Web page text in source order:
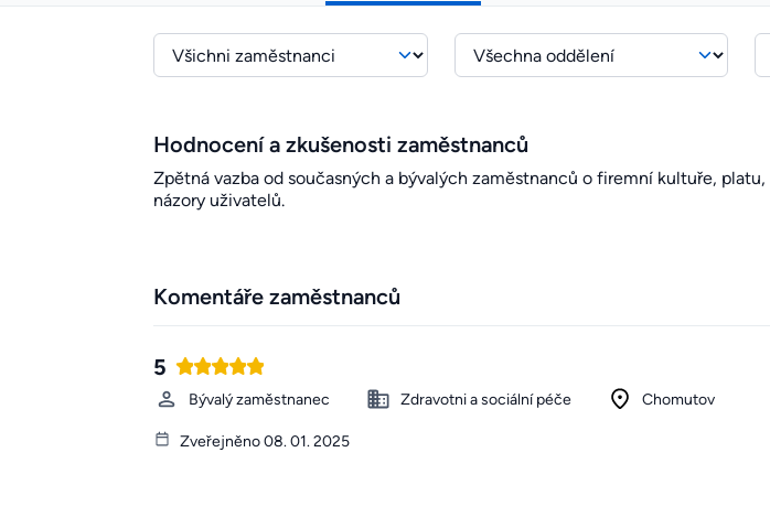
Hodnocení a zkušenosti zaměstnanců
Zpětná vazba od současných a bývalých zaměstnanců o firemní kultuře,
názory uživatelů.
Komentáře zaměstnanců
5
Bývalý zaměstnanec Zdravotni a sociální péče Chomutov
Zveřejněno 08. 01. 2025